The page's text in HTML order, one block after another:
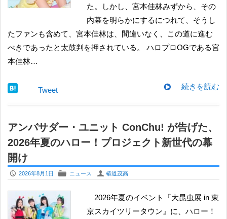
た。しかし、宮本佳林みずから、その
内幕を明らかにするにつれて、そうし
たファンも含めて、宮本佳林は、間違いなく、この道に進む
べきであったと太鼓判を押されている。 ハロプロOGである宮
本佳林…
続きを読む
Tweet
アンバサダー・ユニット ConChu! が告げた、
2026年夏のハロー！プロジェクト新世代の幕
開け
P 2026年8月1日 F ニュース U 椿道茂高
2026年夏のイベント『大昆虫展 in 東
京スカイツリータウン』に、ハロー！